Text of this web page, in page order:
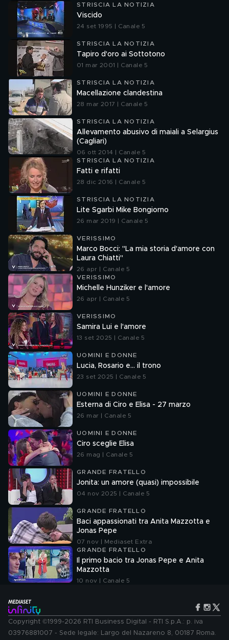
STRISCIA LA NOTIZIA
Viscido
24 set 1995 | Canale 5
STRISCIA LA NOTIZIA
Tapiro d'oro ai Sottotono
01 mar 2001 | Canale 5
STRISCIA LA NOTIZIA
Macellazione clandestina
28 mar 2017 | Canale 5
STRISCIA LA NOTIZIA
Allevamento abusivo di maiali a Selargius
(Cagliari)
06 ott 2014 | Canale 5
STRISCIA LA NOTIZIA
Fatti e rifatti
28 dic 2016 | Canale 5
STRISCIA LA NOTIZIA
Lite Sgarbi Mike Bongiorno
26 mar 2019 | Canale 5
VERISSIMO
Marco Bocci: "La mia storia d'amore con
Laura Chiatti"
26 apr | Canale 5
VERISSIMO
Michelle Hunziker e l'amore
26 apr | Canale 5
VERISSIMO
Samira Lui e l'amore
13 set 2025 | Canale 5
UOMINI E DONNE
Lucia, Rosario e... il trono
23 set 2025 | Canale 5
UOMINI E DONNE
Esterna di Ciro e Elisa - 27 marzo
26 mar | Canale 5
UOMINI E DONNE
Ciro sceglie Elisa
26 mag | Canale 5
GRANDE FRATELLO
Jonita: un amore (quasi) impossibile
04 nov 2025 | Canale 5
GRANDE FRATELLO
Baci appassionati tra Anita Mazzotta e
Jonas Pepe
07 nov | Mediaset Extra
GRANDE FRATELLO
Il primo bacio tra Jonas Pepe e Anita
Mazzotta
10 nov | Canale 5
Copyright ©1999-2026 RTI Business Digital - RTI S.p.A.: p. iva
03976881007 - Sede legale: Largo del Nazareno 8, 00187 Roma.